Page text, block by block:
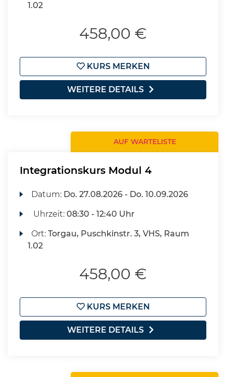
1.02
458,00 €
KURS MERKEN
WEITERE DETAILS
AUF WARTELISTE
Integrationskurs Modul 4
Datum: Do. 27.08.2026 - Do. 10.09.2026
Uhrzeit:08:30 - 12:40 Uhr
Ort:Torgau, Puschkinstr. 3, VHS, Raum
1.02
458,00 €
KURS MERKEN
WEITERE DETAILS